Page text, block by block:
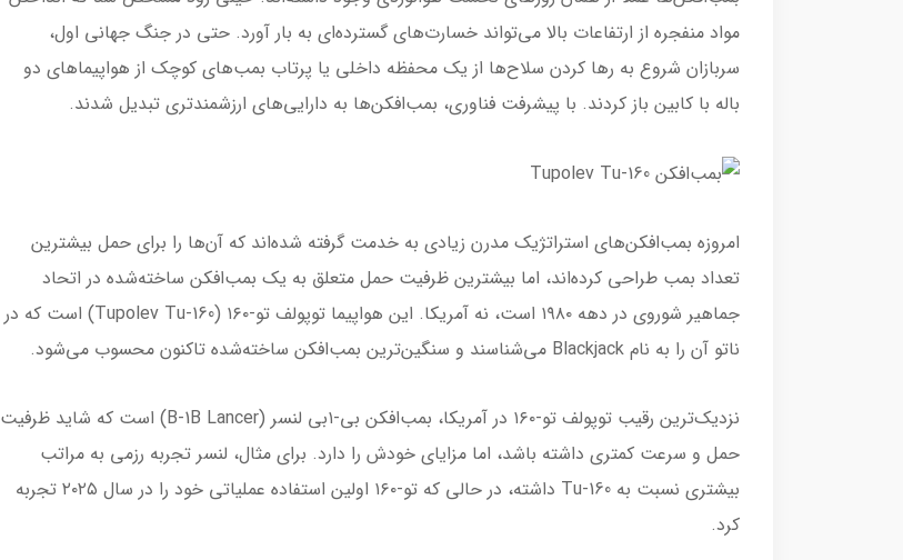
مواد منفجره از ارتفاعات بالا می‌تواند خسارت‌های گسترده‌ای به بار آورد. حتی در جنگ جهانی اول،
سربازان شروع به رها کردن سلاح‌ها از یک محفظه داخلی یا پرتاب بمب‌های کوچک از هواپیماهای دو
باله با کابین باز کردند. با پیشرفت فناوری، بمب‌افکن‌ها به دارایی‌های ارزشمندتری تبدیل شدند.
امروزه بمب‌افکن‌های استراتژیک مدرن زیادی به خدمت گرفته شده‌اند که آن‌ها را برای حمل بیشترین
تعداد بمب طراحی کرده‌اند، اما بیشترین ظرفیت حمل متعلق به یک بمب‌افکن ساخته‌شده در اتحاد
جماهیر شوروی در دهه ۱۹۸۰ است، نه آمریکا. این هواپیما توپولف تو-۱۶۰ (Tupolev Tu-160) است که در
ناتو آن را به نام Blackjack می‌شناسند و سنگین‌ترین بمب‌افکن ساخته‌شده تاکنون محسوب می‌شود.
نزدیک‌ترین رقیب توپولف تو-۱۶۰ در آمریکا، بمب‌افکن بی-۱بی لنسر (B-1B Lancer)‌ است که شاید ظرفیت
حمل و سرعت کمتری داشته باشد، اما مزایای خودش را دارد. برای مثال، لنسر تجربه رزمی به مراتب
بیشتری نسبت به Tu-160 داشته، در حالی که تو-۱۶۰ اولین استفاده عملیاتی خود را در سال ۲۰۲۵ تجربه
کرد.